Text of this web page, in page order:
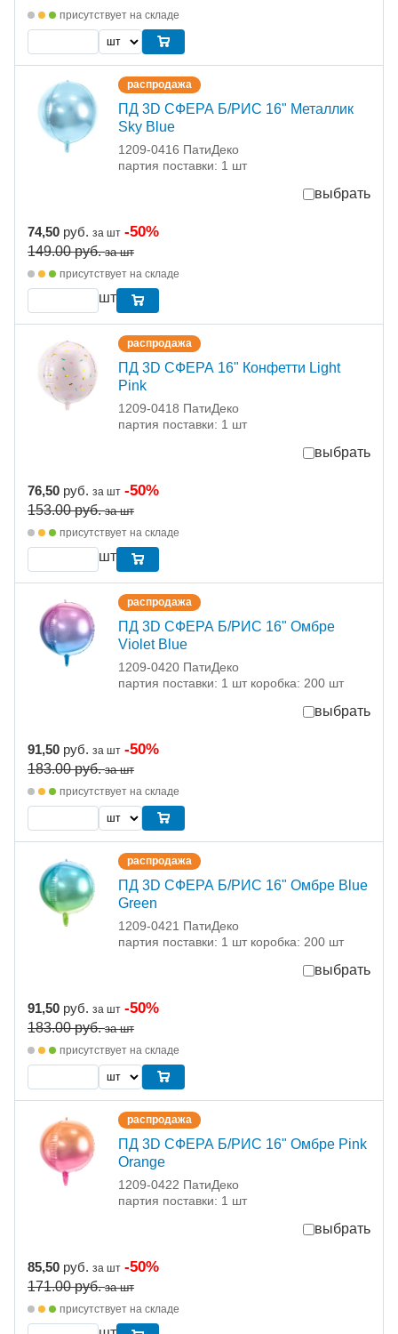
присутствует на складе
распродажа
ПД 3D СФЕРА Б/РИС 16" Металлик
Sky Blue
1209-0416 ПатиДеко
партия поставки: 1 шт
выбрать
74,50 руб. за шт -50%
149.00руб. за шт
присутствует на складе
шт
распродажа
ПД 3D СФЕРА 16" Конфетти Light
Pink
1209-0418 ПатиДеко
партия поставки: 1 шт
выбрать
76,50 руб. за шт -50%
153.00руб. за шт
присутствует на складе
шт
распродажа
ПД 3D СФЕРА Б/РИС 16" Омбре
Violet Blue
1209-0420 ПатиДеко
партия поставки: 1 шт коробка: 200 шт
выбрать
91,50 руб. за шт -50%
183.00руб. за шт
присутствует на складе
распродажа
ПД 3D СФЕРА Б/РИС 16" Омбре Blue
Green
1209-0421 ПатиДеко
партия поставки: 1 шт коробка: 200 шт
выбрать
91,50 руб. за шт -50%
183.00руб. за шт
присутствует на складе
распродажа
ПД 3D СФЕРА Б/РИС 16" Омбре Pink
Orange
1209-0422 ПатиДеко
партия поставки: 1 шт
выбрать
85,50 руб. за шт -50%
171.00руб. за шт
присутствует на складе